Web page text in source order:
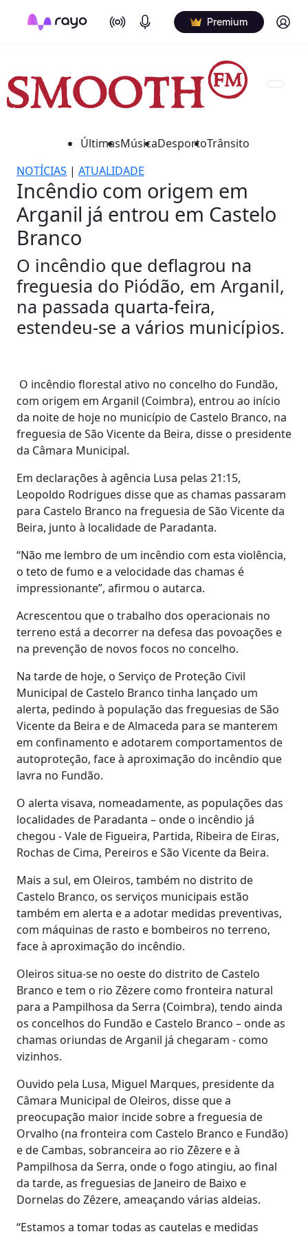
On Air Podcasts Premium Log in
ÚltimasMúsicaDesportoTrânsito
NOTÍCIAS | ATUALIDADE
Incêndio com origem em
Arganil já entrou em Castelo
Branco
O incêndio que deflagrou na
freguesia do Piódão, em Arganil,
na passada quarta-feira,
estendeu-se a vários municípios.
O incêndio florestal ativo no concelho do Fundão,
com origem em Arganil (Coimbra), entrou ao início
da noite de hoje no município de Castelo Branco, na
freguesia de São Vicente da Beira, disse o presidente
da Câmara Municipal.
Em declarações à agência Lusa pelas 21:15,
Leopoldo Rodrigues disse que as chamas passaram
para Castelo Branco na freguesia de São Vicente da
Beira, junto à localidade de Paradanta.
“Não me lembro de um incêndio com esta violência,
o teto de fumo e a velocidade das chamas é
impressionante”, afirmou o autarca.
Acrescentou que o trabalho dos operacionais no
terreno está a decorrer na defesa das povoações e
na prevenção de novos focos no concelho.
Na tarde de hoje, o Serviço de Proteção Civil
Municipal de Castelo Branco tinha lançado um
alerta, pedindo à população das freguesias de São
Vicente da Beira e de Almaceda para se manterem
em confinamento e adotarem comportamentos de
autoproteção, face à aproximação do incêndio que
lavra no Fundão.
O alerta visava, nomeadamente, as populações das
localidades de Paradanta – onde o incêndio já
chegou - Vale de Figueira, Partida, Ribeira de Eiras,
Rochas de Cima, Pereiros e São Vicente da Beira.
Mais a sul, em Oleiros, também no distrito de
Castelo Branco, os serviços municipais estão
também em alerta e a adotar medidas preventivas,
com máquinas de rasto e bombeiros no terreno,
face à aproximação do incêndio.
Oleiros situa-se no oeste do distrito de Castelo
Branco e tem o rio Zêzere como fronteira natural
para a Pampilhosa da Serra (Coimbra), tendo ainda
os concelhos do Fundão e Castelo Branco – onde as
chamas oriundas de Arganil já chegaram - como
vizinhos.
Ouvido pela Lusa, Miguel Marques, presidente da
Câmara Municipal de Oleiros, disse que a
preocupação maior incide sobre a freguesia de
Orvalho (na fronteira com Castelo Branco e Fundão)
e de Cambas, sobranceira ao rio Zêzere e à
Pampilhosa da Serra, onde o fogo atingiu, ao final
da tarde, as freguesias de Janeiro de Baixo e
Dornelas do Zêzere, ameaçando várias aldeias.
“Estamos a tomar todas as cautelas e medidas